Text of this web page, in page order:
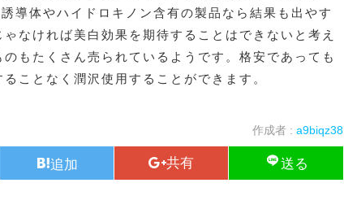
導体やハイドロキノン含有の製品なら結果も出やす
なければ美白効果を期待することはできないと考え
もたくさん売られているようです。格安であっても
ことなく潤沢使用することができます。
作成者 : a9biqz38